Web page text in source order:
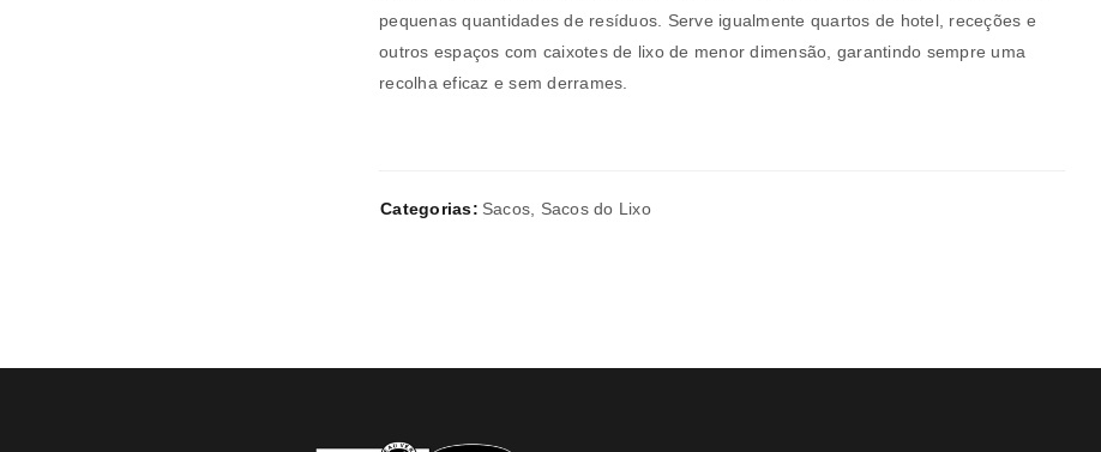
REGISTAR NOVA CONTA
pequenas quantidades de resíduos. Serve igualmente quartos de hotel, receções e
outros espaços com caixotes de lixo de menor dimensão, garantindo sempre uma
recolha eficaz e sem derrames.
Categorias: Sacos Sacos do Lixo